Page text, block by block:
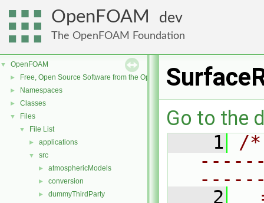
OpenFOAM dev
The OpenFOAM Foundation
▼ OpenFOAM
► Free, Open Source Software from the OpenFOAM Foundation
► Namespaces
► Classes
▼ Files
▼ File List
► applications
▼ src
► atmosphericModels
► conversion
► dummyThirdParty
Go to the
    1
/
    2